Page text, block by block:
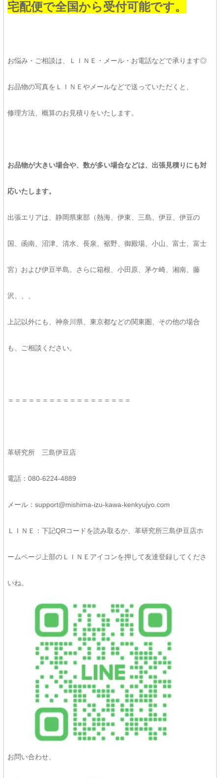
宅配便で全国から受付可能です。
お悩み・ご相談は、ＬＩＮＥ・メール・お電話などで承ります◎
お品物の写真をＬＩＮＥやメールなどで送っていただくと、
修理方法、概算のお見積りをいたします。
お品物が大きい場合や、数が多い場合などは、出張見積りにも対
応いたします。
出張エリアは、静岡県東部（熱海、伊東、三島、伊豆、伊豆の
国、函南、沼津、清水、長泉、裾野、御殿場、小山、富士、富士
宮）および伊豆半島。さらに箱根、小田原、茅ケ崎、湘南、藤
沢、、、
上記以外にも、神奈川県、東京都などの関東圏、その他の場合
も、ご相談ください。
＝＝＝＝＝＝＝＝＝＝＝＝＝＝＝＝＝＝
革研究所 三島伊豆店
電話：080-6224-4889
メール：support@mishima-izu-kawa-kenkyujyo.com
ＬＩＮＥ：下記QRコードを読み取るか、革研究所三島伊豆店ホ
ームページ上部のＬＩＮＥアイコンを押して友達登録してくださ
いね。
お問い合わせ、